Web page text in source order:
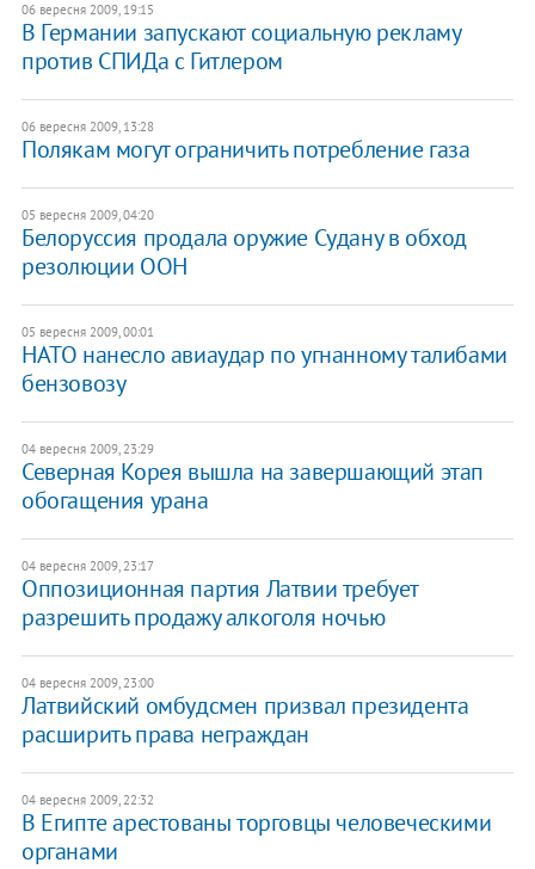
06 вересня 2009, 19:15
В Германии запускают социальную рекламу
против СПИДа с Гитлером
06 вересня 2009, 13:28
Полякам могут ограничить потребление газа
05 вересня 2009, 04:20
Белоруссия продала оружие Судану в обход
резолюции ООН
05 вересня 2009, 00:01
НАТО нанесло авиаудар по угнанному талибами
бензовозу
04 вересня 2009, 23:29
Северная Корея вышла на завершающий этап
обогащения урана
04 вересня 2009, 23:17
Оппозиционная партия Латвии требует
разрешить продажу алкоголя ночью
04 вересня 2009, 23:00
Латвийский омбудсмен призвал президента
расширить права неграждан
04 вересня 2009, 22:32
В Египте арестованы торговцы человеческими
органами